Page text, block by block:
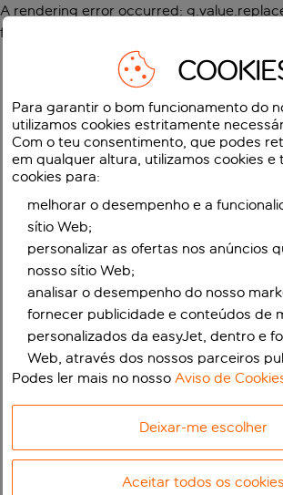
A rendering error occurred:
function
Para garantir o bom funcionamento do
utilizamos cookies estritamente
Com o teu consentimento, que podes
em qualquer altura, utilizamos cookies e
cookies para:
melhorar o desempenho e a
sítio Web;
personalizar as ofertas nos anúncios
nosso sítio Web;
analisar o desempenho do nosso
fornecer publicidade e conteúdos de
personalizados da easyJet, dentro e
Web, através dos nossos parceiros
Podes ler mais no nossoAviso de
Deixar-me escolher
Aceitar todos os cookies